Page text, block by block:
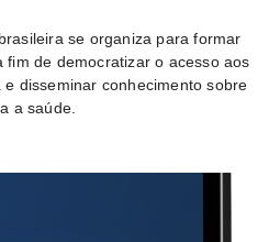
se organiza para formar
fim de democratizar o acesso aos
disseminar conhecimento sobre
a saúde.